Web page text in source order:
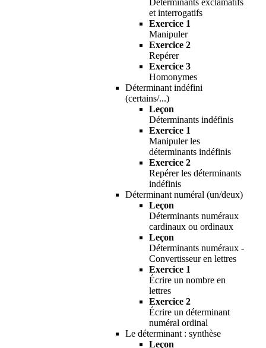
et interrogatifs
Exercice 1
Manipuler
Exercice 2
Repérer
Exercice 3
Homonymes
Déterminant indéfini
(certains/...)
Leçon
Déterminants indéfinis
Exercice 1
Manipuler les
déterminants indéfinis
Exercice 2
Repérer les déterminants
indéfinis
Déterminant numéral (un/deux)
Leçon
Déterminants numéraux
cardinaux ou ordinaux
Leçon
Déterminants numéraux -
Convertisseur en lettres
Exercice 1
Écrire un nombre en
lettres
Exercice 2
Écrire un déterminant
numéral ordinal
Le déterminant : synthèse
Leçon